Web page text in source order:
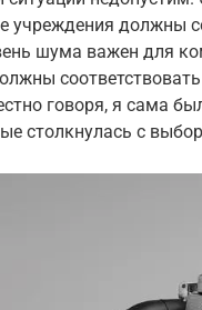
учреждения должны
шума важен для
говоря, я сама
столкнулась с